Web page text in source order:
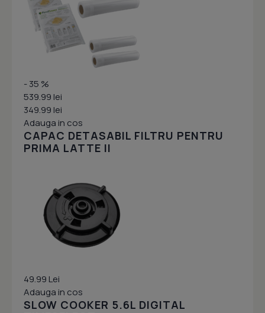
- 35 %
539.99 lei
349.99 lei
Adauga in cos
CAPAC DETASABIL FILTRU PENTRU
PRIMA LATTE II
49.99 Lei
Adauga in cos
SLOW COOKER 5.6L DIGITAL